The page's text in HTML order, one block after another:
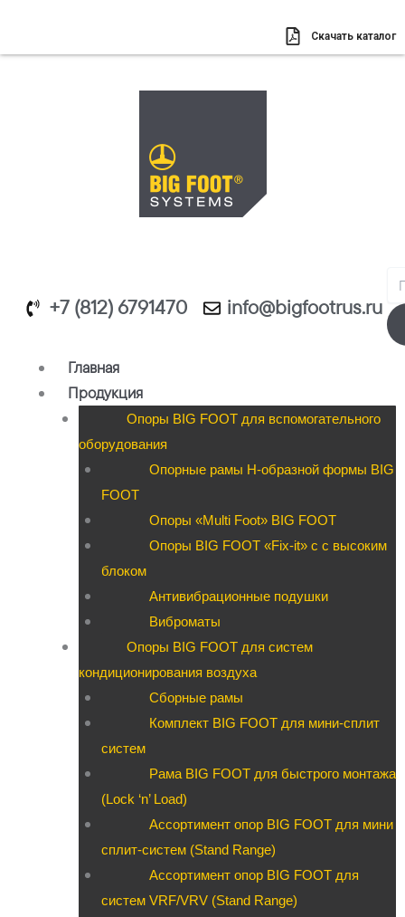
содержимому
Скачать каталог
+7 (812) 6791470 info@bigfootrus.ru
Главная
Продукция
Опоры BIG FOOT для вспомогательного
оборудования
Опорные рамы H-образной формы BIG
FOOT
Опоры «Multi Foot» BIG FOOT
Опоры BIG FOOT «Fix-it» c с высоким
блоком
Антивибрационные подушки
Виброматы
Опоры BIG FOOT для систем
кондиционирования воздуха
Сборные рамы
Комплект BIG FOOT для мини-сплит
систем
Рама BIG FOOT для быстрого монтажа
(Lock ‘n’ Load)
Ассортимент опор BIG FOOT для мини
сплит-систем (Stand Range)
Ассортимент опор BIG FOOT для
систем VRF/VRV (Stand Range)